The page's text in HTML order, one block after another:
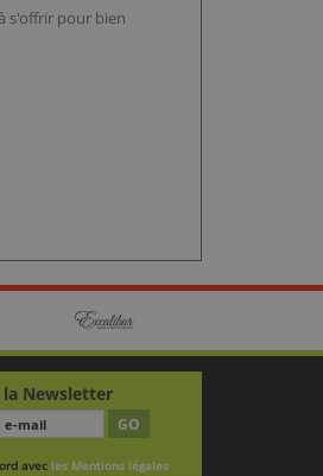
s'offrir pour bien
la Newsletter
GO
avec les Mentions légales